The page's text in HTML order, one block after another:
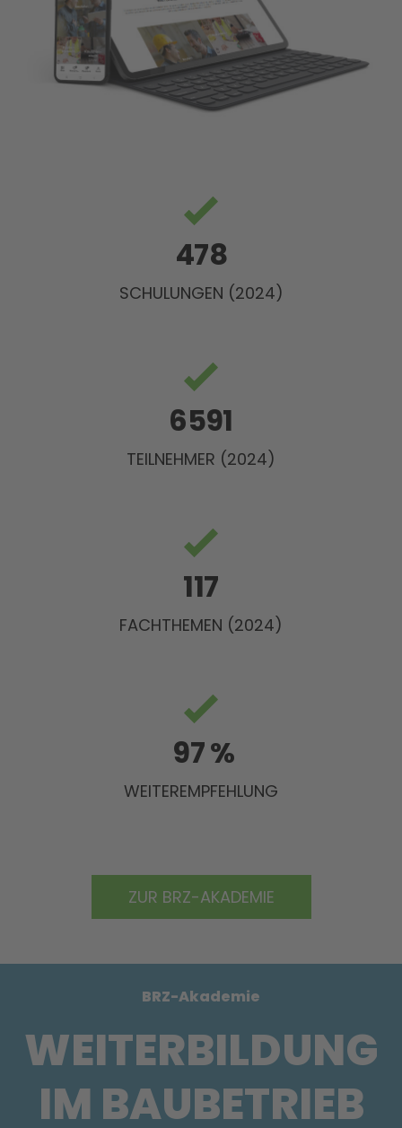
478
SCHULUNGEN (2024)
6591
TEILNEHMER (2024)
117
FACHTHEMEN (2024)
97%
WEITEREMPFEHLUNG
ZUR BRZ-AKADEMIE
BRZ-Akademie
WEITERBILDUNG
IM BAUBETRIEB